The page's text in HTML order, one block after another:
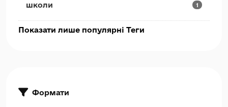
школи 1
Показати лише популярні Теги
Формати